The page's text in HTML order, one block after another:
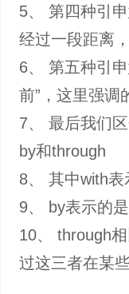
5、 第四种引
经过一段距离
6、 第五种引
前”，这里强调
7、 最后我们
by和through
8、 其中with
9、 by表示的
10、 through
过这三者在某